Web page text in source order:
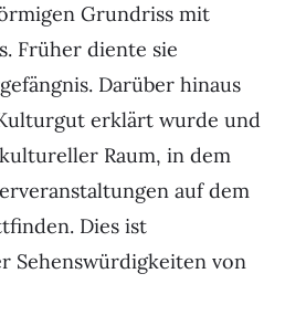
Grundriss mit
Früher diente sie
Darüber hinaus
erklärt wurde und
Raum, in dem
auf dem
Dies ist
Sehenswürdigkeiten von